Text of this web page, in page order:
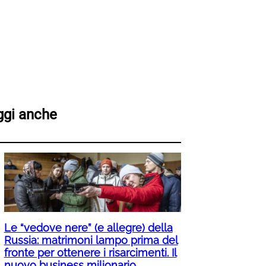
anche
Le “vedove nere” (e allegre) della
Russia: matrimoni lampo prima del
fronte per ottenere i risarcimenti. Il